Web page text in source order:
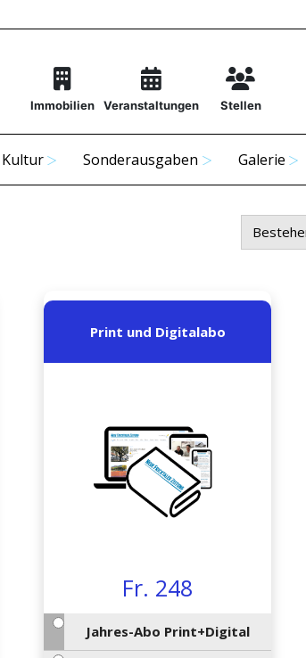
Immobilien Veranstaltungen Stellen
Kultur Sonderausgaben Galerie